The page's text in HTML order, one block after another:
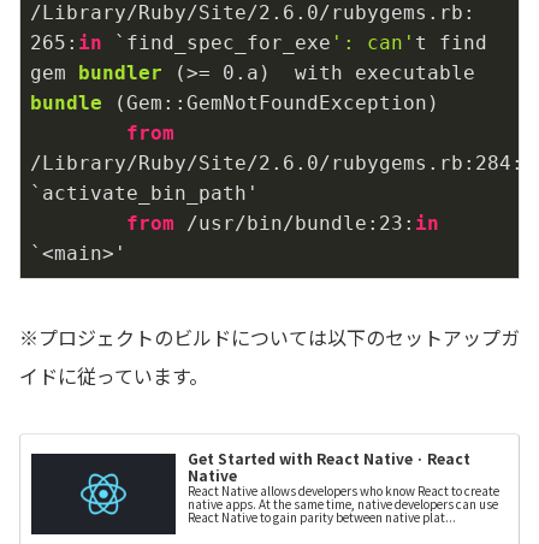
/Library/Ruby/Site/2.6 .0/rubygems.rb:
265 : in `find_spec_for_exe ': can' t find
gem bundler (>= 0. a
bundle (Gem::GemNotFoundException )
from
/Library/Ruby/Site/2.6.0/rubygems.rb:284:
`activate_bin_path'
from /usr/bin/bundle:23: in
`<main>'
※プロジェクトのビルドについては以下のセットアップガ
イドに従っています。
Get Started with React Native · React
Native
React Native allows developers who know React to create
native apps. At the same time, native developers can use
React Native to gain parity between native plat...